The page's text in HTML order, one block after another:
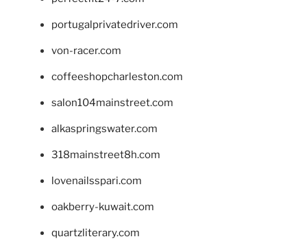
portugalprivatedriver.com
von-racer.com
coffeeshopcharleston.com
salon104mainstreet.com
alkaspringswater.com
318mainstreet8h.com
lovenailsspari.com
oakberry-kuwait.com
quartzliterary.com